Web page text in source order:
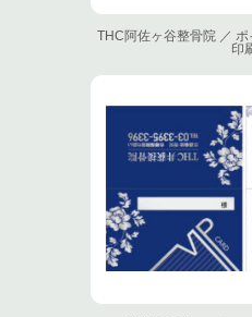
THC阿佐ヶ谷整骨院 ／ ポ
印